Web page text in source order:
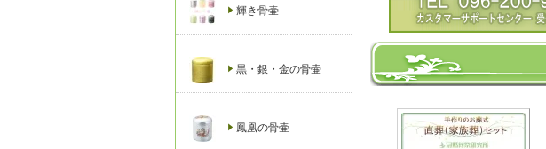
輝き骨壷
黒・銀・金の骨壷
鳳凰の骨壷